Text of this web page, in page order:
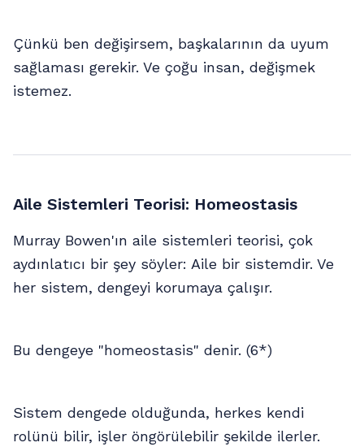
Çünkü ben değişirsem, başkalarının da uyum
sağlaması gerekir. Ve çoğu insan, değişmek
istemez.
Aile Sistemleri Teorisi: Homeostasis
Murray Bowen'ın aile sistemleri teorisi, çok
aydınlatıcı bir şey söyler: Aile bir sistemdir. Ve
her sistem, dengeyi korumaya çalışır.
Bu dengeye "homeostasis" denir. (6*)
Sistem dengede olduğunda, herkes kendi
rolünü bilir, işler öngörülebilir şekilde ilerler.